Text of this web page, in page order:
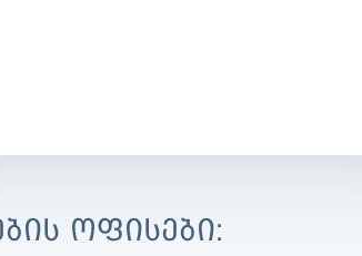
ᲝᲤᲘᲡᲔᲑᲘ: